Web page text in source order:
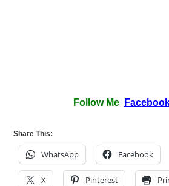
Follow Me
Share This:
WhatsApp Facebook
X Pinterest